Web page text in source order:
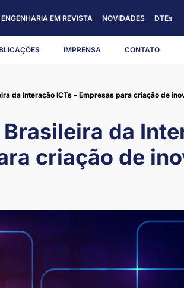
ENGENHARIA EM REVISTA NOVIDADES DTEs
IMPRENSA CONTATO
da Interação ICTs – Empresas para criação de
da
criação de